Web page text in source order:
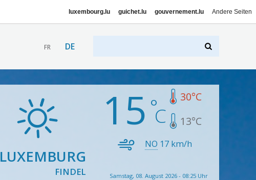
luxembourg.lu guichet.lu gouvernement.lu Andere Seiten
FR DE
LUXEMBURG
FINDEL
15 30°C
13°C
NO 17 km/h
Samstag, 08. August 2026 - 08:25 Uhr